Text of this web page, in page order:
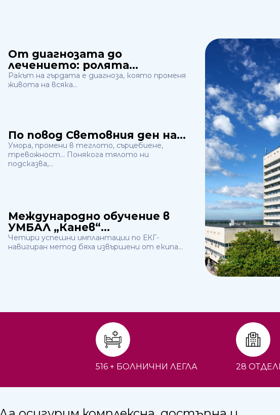
От диагнозата до
лечението: ролята...
Ракът на гърдата е диагноза, която променя
живота на всяка...
По повод Световния ден на...
Умора, промени в теглото, сърцебиене,
тревожност… Понякога тялото ни
подсказва,...
Международно обучение в
УМБАЛ „Канев“...
Четири успешни имплантации по ЕКГ-
навигиран метод бяха извършени от екипа...
516 + БОЛНИЧНИ ЛЕГЛА
28